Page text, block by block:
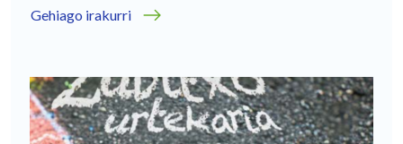
Gehiago irakurri